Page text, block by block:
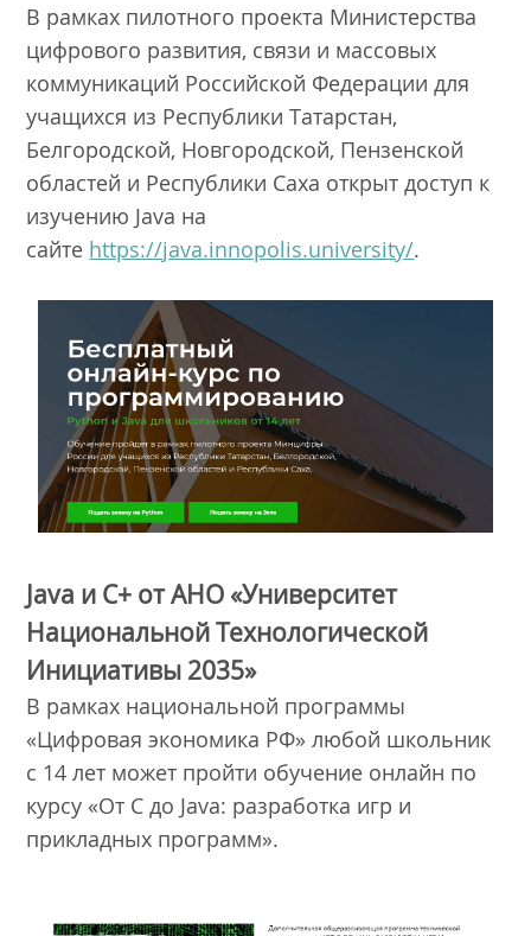
В рамках пилотного проекта Министерства
цифрового развития, связи и массовых
коммуникаций Российской Федерации для
учащихся из Республики Татарстан,
Белгородской, Новгородской, Пензенской
областей и Республики Саха открыт доступ к
изучению Java на
сайте https://java.innopolis.university/.
Java и С+ от АНО «Университет
Национальной Технологической
Инициативы 2035»
В рамках национальной программы
«Цифровая экономика РФ» любой школьник
с 14 лет может пройти обучение онлайн по
курсу «От C до Java: разработка игр и
прикладных программ».